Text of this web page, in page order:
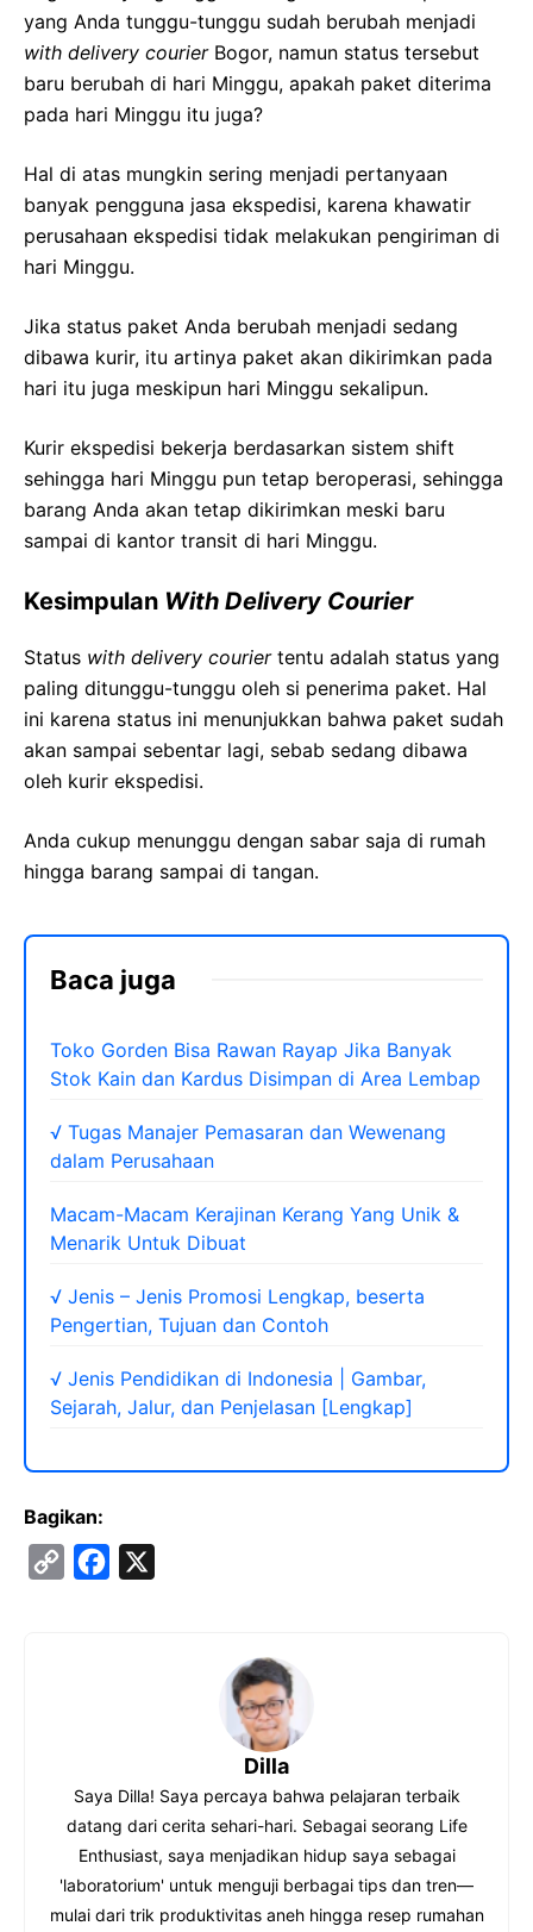
yang Anda tunggu-tunggu sudah berubah menjadi
with delivery courierBogor, namun status tersebut
baru berubah di hari Minggu, apakah paket diterima
pada hari Minggu itu juga?
Hal di atas mungkin sering menjadi pertanyaan
banyak pengguna jasa ekspedisi, karena khawatir
perusahaan ekspedisi tidak melakukan pengiriman di
hari Minggu.
Jika status paket Anda berubah menjadi sedang
dibawa kurir, itu artinya paket akan dikirimkan pada
hari itu juga meskipun hari Minggu sekalipun.
Kurir ekspedisi bekerja berdasarkan sistem shift
sehingga hari Minggu pun tetap beroperasi, sehingga
barang Anda akan tetap dikirimkan meski baru
sampai di kantor transit di hari Minggu.
Kesimpulan With Delivery Courier
Status with delivery couriertentu adalah status yang
paling ditunggu-tunggu oleh si penerima paket. Hal
ini karena status ini menunjukkan bahwa paket sudah
akan sampai sebentar lagi, sebab sedang dibawa
oleh kurir ekspedisi.
Anda cukup menunggu dengan sabar saja di rumah
hingga barang sampai di tangan.
Baca juga
Toko Gorden Bisa Rawan Rayap Jika Banyak
Stok Kain dan Kardus Disimpan di Area Lembap
√ Tugas Manajer Pemasaran dan Wewenang
dalam Perusahaan
Macam-Macam Kerajinan Kerang Yang Unik &
Menarik Untuk Dibuat
√ Jenis – Jenis Promosi Lengkap, beserta
Pengertian, Tujuan dan Contoh
√ Jenis Pendidikan di Indonesia | Gambar,
Sejarah, Jalur, dan Penjelasan [Lengkap]
Bagikan:
C
Dilla
Saya Dilla! Saya percaya bahwa pelajaran terbaik
datang dari cerita sehari-hari. Sebagai seorang Life
Enthusiast, saya menjadikan hidup saya sebagai
'laboratorium' untuk menguji berbagai tips dan tren—
mulai dari trik produktivitas aneh hingga resep rumahan